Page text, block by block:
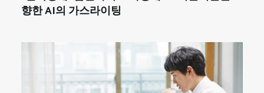
향한 AI의 가스라이팅